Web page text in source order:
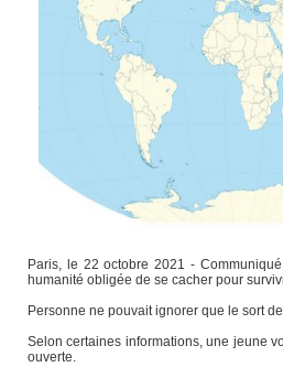
Paris, le 22 octobre 2021 -
humanité obligée de se cacher pour
Personne ne pouvait ignorer que le sort
Selon certaines informations, une jeune
ouverte.